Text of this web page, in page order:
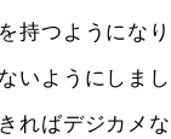
持つようになり
いようにしまし
ればデジカメな